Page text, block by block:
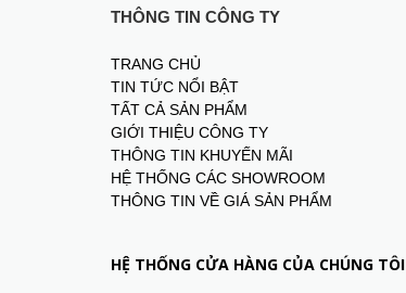
THÔNG TIN CÔNG TY
TRANG CHỦ
TIN TỨC NỔI BẬT
TẤT CẢ SẢN PHẨM
GIỚI THIỆU CÔNG TY
THÔNG TIN KHUYẾN MÃI
HỆ THỐNG CÁC SHOWROOM
THÔNG TIN VỀ GIÁ SẢN PHẨM
HỆ THỐNG CỬA HÀNG CỦA CHÚNG TÔI